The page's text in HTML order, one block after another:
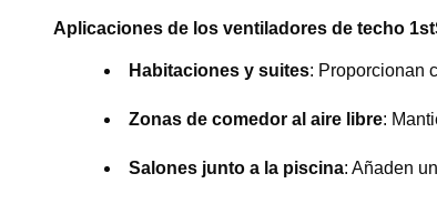
Aplicaciones de los ventiladores de techo
Habitaciones y suites: Proporcionan
Zonas de comedor al aire libre:
Salones junto a la piscina: Añaden